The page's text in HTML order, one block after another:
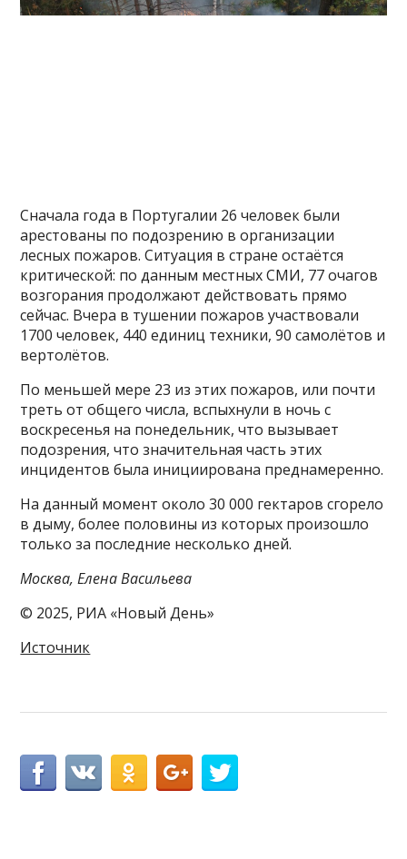
Сначала года в Португалии 26 человек были
арестованы по подозрению в организации
лесных пожаров. Ситуация в стране остаётся
критической: по данным местных СМИ, 77 очагов
возгорания продолжают действовать прямо
сейчас. Вчера в тушении пожаров участвовали
1700 человек, 440 единиц техники, 90 самолётов и
вертолётов.
По меньшей мере 23 из этих пожаров, или почти
треть от общего числа, вспыхнули в ночь с
воскресенья на понедельник, что вызывает
подозрения, что значительная часть этих
инцидентов была инициирована преднамеренно.
На данный момент около 30 000 гектаров сгорело
в дыму, более половины из которых произошло
только за последние несколько дней.
Москва, Елена Васильева
© 2025, РИА «Новый День»
Источник